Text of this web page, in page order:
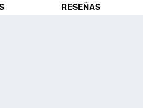
RESEÑAS